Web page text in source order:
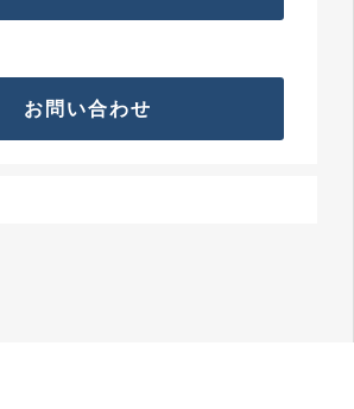
お問い合わせ